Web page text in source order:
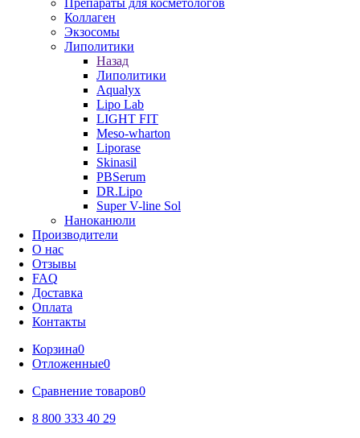
Препараты для косметологов
Коллаген
Экзосомы
Липолитики
Назад
Липолитики
Aqualyx
Lipo Lab
LIGHT FIT
Meso-wharton
Liporase
Skinasil
PBSerum
DR.Lipo
Super V-line Sol
Наноканюли
Производители
О нас
Отзывы
FAQ
Доставка
Оплата
Контакты
Корзина0
Отложенные0
Сравнение товаров0
8 800 333 40 29